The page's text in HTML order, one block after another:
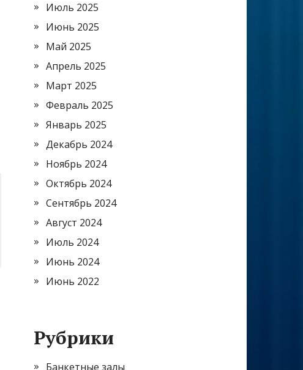
Июль 2025
Июнь 2025
Май 2025
Апрель 2025
Март 2025
Февраль 2025
Январь 2025
Декабрь 2024
Ноябрь 2024
Октябрь 2024
Сентябрь 2024
Август 2024
Июль 2024
Июнь 2024
Июнь 2022
Рубрики
Банкетные залы